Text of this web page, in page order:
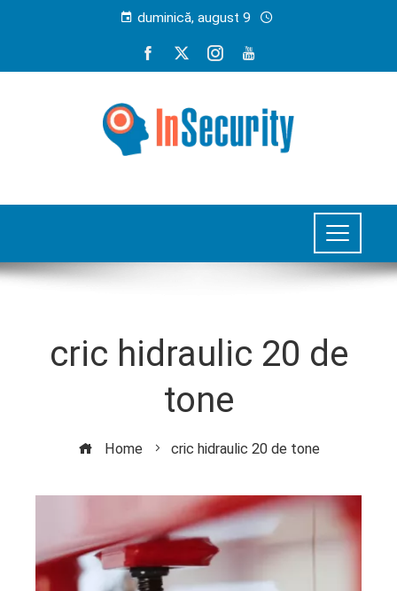
duminică, august 9
cric hidraulic 20 de
tone
Home cric hidraulic 20 de tone